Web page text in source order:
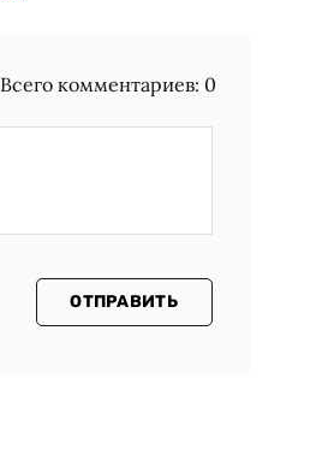
Всего комментариев: 0
ОТПРАВИТЬ